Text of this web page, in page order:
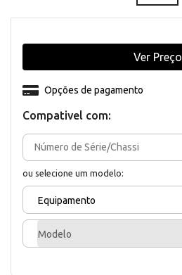
Compativel com:
ou selecione um modelo:
Equipamento
Modelo
Opções de pagamento
Ver Preço